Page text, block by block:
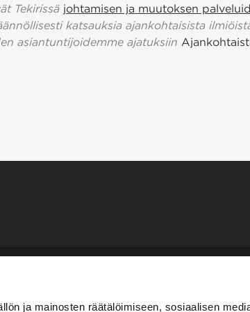
ja mainosten räätälöimiseen, sosiaalisen
Tekirissä johtamisen ja muutoksen
katsauksia ajankohtaisista
asiantuntijoidemme ajatuksiin